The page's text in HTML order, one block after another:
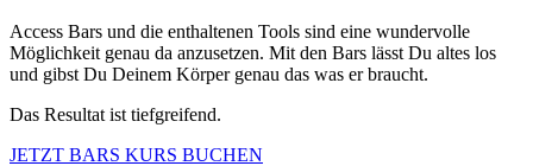
Access Bars und die enthaltenen Tools sind eine wundervolle
Möglichkeit genau da anzusetzen. Mit den Bars lässt Du altes los
und gibst Du Deinem Körper genau das was er braucht.
Das Resultat ist tiefgreifend.
JETZT BARS KURS BUCHEN